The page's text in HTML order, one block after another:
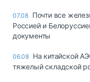
07.08 Почти все
Россией и
документы
06.08 На китайской
тяжелый складской